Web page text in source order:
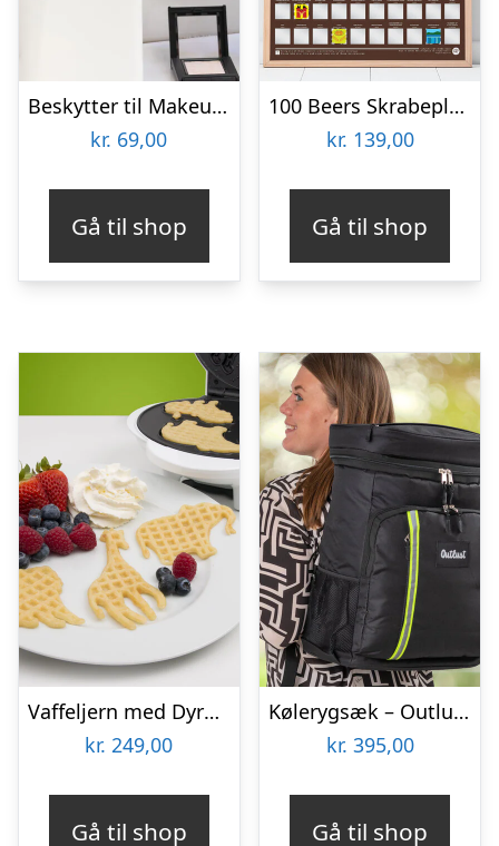
Beskytter til Makeupbørster 3-pak
kr. 69,00
Gå til shop
100 Beers Skrabeplakat
kr. 139,00
Gå til shop
Vaffeljern med Dyremotiv – KitchPro
kr. 249,00
Gå til shop
Kølerygsæk – Outlust
kr. 395,00
Gå til shop